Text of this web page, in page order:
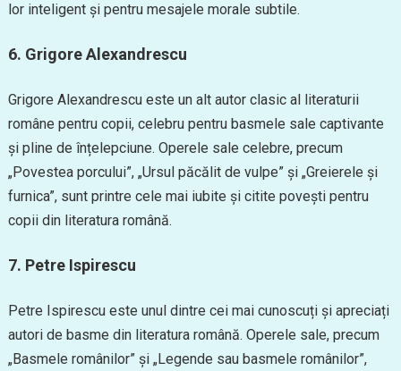
lor inteligent și pentru mesajele morale subtile.
6. Grigore Alexandrescu
Grigore Alexandrescu este un alt autor clasic al literaturii
române pentru copii, celebru pentru basmele sale captivante
și pline de înțelepciune. Operele sale celebre, precum
„Povestea porcului”, „Ursul păcălit de vulpe” și „Greierele și
furnica”, sunt printre cele mai iubite și citite povești pentru
copii din literatura română.
7. Petre Ispirescu
Petre Ispirescu este unul dintre cei mai cunoscuți și apreciați
autori de basme din literatura română. Operele sale, precum
„Basmele românilor” și „Legende sau basmele românilor”,